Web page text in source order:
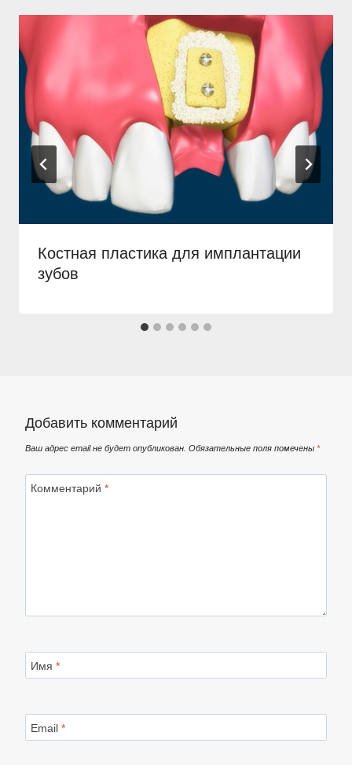
Костная пластика для имплантации
зубов
Добавить комментарий
Ваш адрес email не будет опубликован. Обязательные поля помечены *
Комментарий *
Имя *
Email *